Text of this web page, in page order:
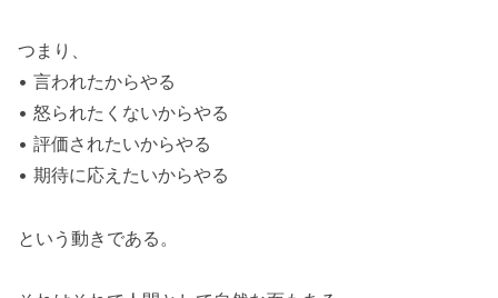
つまり、
• 言われたからやる
• 怒られたくないからやる
• 評価されたいからやる
• 期待に応えたいからやる
という動きである。